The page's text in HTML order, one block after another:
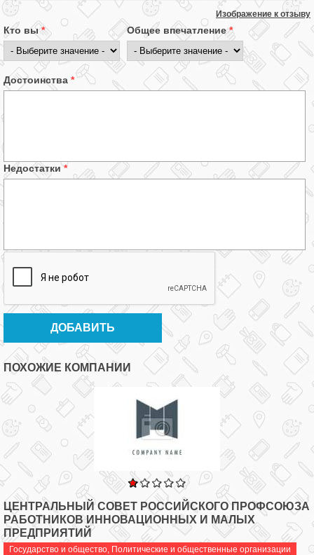
Изображение к отзыву
Кто вы* Общее впечатление*
Достоинства *
Недостатки*
ПОХОЖИЕ КОМПАНИИ
ЦЕНТРАЛЬНЫЙ СОВЕТ РОССИЙСКОГО ПРОФСОЮЗА
РАБОТНИКОВ ИННОВАЦИОННЫХ И МАЛЫХ
ПРЕДПРИЯТИЙ
Государство и общество, Политические и общественные организации